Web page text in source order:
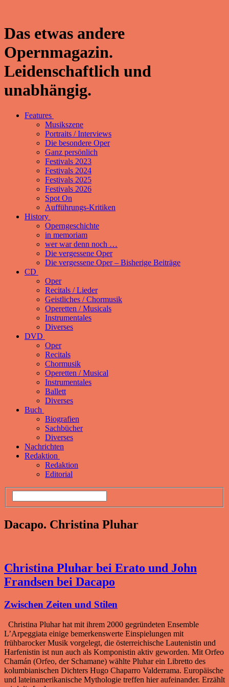
Das etwas andere
Opernmagazin.
Leidenschaftlich und
unabhängig.
Features
Musikszene
Portraits / Interviews
Die besondere Oper
Ganz persönlich
Festivals 2023
Festivals 2024
Festivals 2025
Festivals 2026
Spot On
Aufführungs-Kritiken
History
Operngeschichte
in memoriam
wer war denn noch …
Die vergessene Oper
Die vergessene Oper – Bisherige Beiträge
CD
Oper
Recitals / Lieder
Geistliches / Chormusik
Operetten / Musicals
Instrumentales
Diverses
DVD
Oper
Recitals
Chormusik
Operetten / Musical
Instrumentales
Ballett
Diverses
Buch
Biografien
Sachbücher
Diverses
Nachrichten
Redaktion
Redaktion
Editorial
Dacapo. Christina Pluhar
Christina Pluhar bei Erato und John
Frandsen bei Dacapo
Zwischen Zeiten und Stilen
Christina Pluhar hat mit ihrem 2000 gegründeten Ensemble
L’Arpeggiata einige bemerkenswerte Einspielungen mit
frühbarocker Musik vorgelegt, die österreichische Lautenistin und
Harfenistin ist nun auch als Komponistin aktiv geworden. Mit Orfeo
Chamán (Orfeo, der Schamane) wählte Pluhar ein Libretto des
kolumbianischen Dichters Hugo Chaparro Valderrama. Europäische
und lateinamerikanische Mythologie treffen hier aufeinander. Erzählt